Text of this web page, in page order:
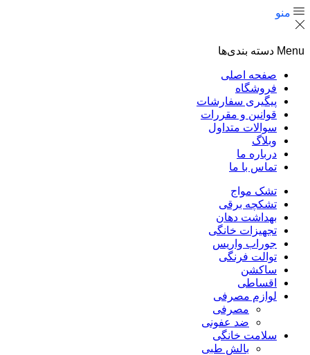
منو
Menu دسته بندی‌ها
صفحه اصلی
فروشگاه
پیگیری سفارشات
قوانین و مقررات
سوالات متداول
وبلاگ
درباره ما
تماس با ما
تشک مواج
تشکچه برقی
بهداشت دهان
تجهیزات خانگی
جوراب واریس
توالت فرنگی
ساکشن
اقساطی
لوازم مصرفی
مصرفی
ضد عفونی
سلامت خانگی
بالش طبی